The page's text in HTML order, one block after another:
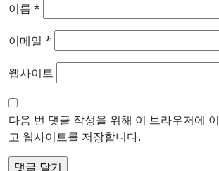
이름 *
이메일 *
웹사이트
다음 번 댓글 작성을 위해 이 브라우저에
고 웹사이트를 저장합니다.